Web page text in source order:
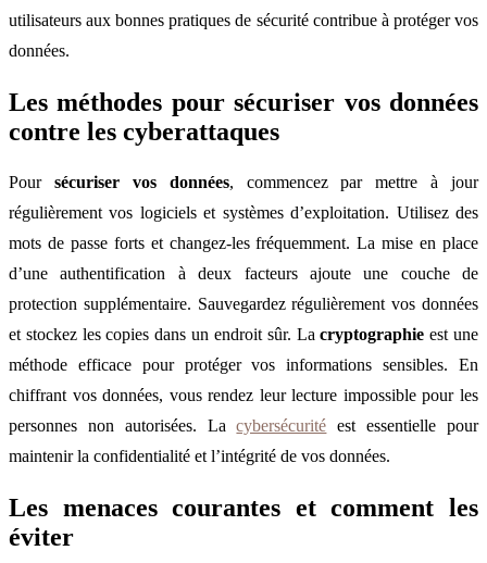
utilisateurs aux bonnes pratiques de sécurité contribue à protéger vos
données.
Les méthodes pour sécuriser vos données
contre les cyberattaques
Pour sécuriser vos données, commencez par mettre à jour
régulièrement vos logiciels et systèmes d’exploitation. Utilisez des
mots de passe forts et changez-les fréquemment. La mise en place
d’une authentification à deux facteurs ajoute une couche de
protection supplémentaire. Sauvegardez régulièrement vos données
et stockez les copies dans un endroit sûr. Lacryptographie est une
méthode efficace pour protéger vos informations sensibles. En
chiffrant vos données, vous rendez leur lecture impossible pour les
personnes non autorisées. Lacybersécurité est essentielle pour
maintenir la confidentialité et l’intégrité de vos données.
Les menaces courantes et comment les
éviter